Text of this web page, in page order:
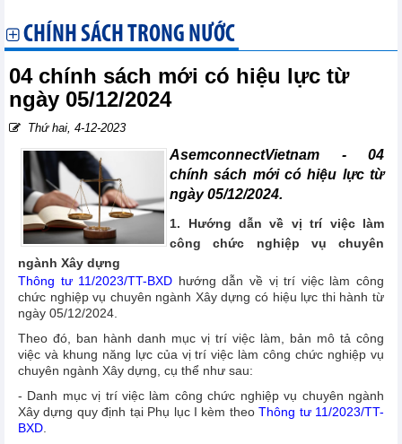
CHÍNH SÁCH TRONG NƯỚC
04 chính sách mới có hiệu lực từ
ngày 05/12/2024
Thứ hai, 4-12-2023
AsemconnectVietnam - 04
chính sách mới có hiệu lực từ
ngày 05/12/2024.
1. Hướng dẫn về vị trí việc làm
công chức nghiệp vụ chuyên
ngành Xây dựng
Thông tư 11/2023/TT-BXD hướng dẫn về vị trí việc làm công
chức nghiệp vụ chuyên ngành Xây dựng có hiệu lực thi hành từ
ngày 05/12/2024.
Theo đó, ban hành danh mục vị trí việc làm, bản mô tả công
việc và khung năng lực của vị trí việc làm công chức nghiệp vụ
chuyên ngành Xây dựng, cụ thể như sau:
- Danh mục vị trí việc làm công chức nghiệp vụ chuyên ngành
Xây dựng quy định tại Phụ lục I kèm theoThông tư 11/2023/TT-
BXD